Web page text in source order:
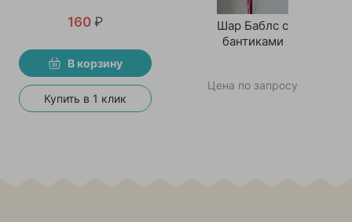
160 ₽
В корзину
Купить в 1 клик
Шар Баблс с
бантиками
Цена по запросу